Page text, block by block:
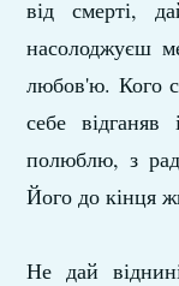
від смерті,
насолоджуєш
любов'ю. Кого
себе
полюблю, з
Його до кінця
Не дай